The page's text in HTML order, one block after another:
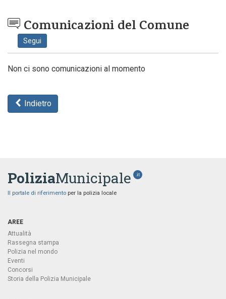
Comunicazioni del Comune
Segui
Non ci sono comunicazioni al momento
Indietro
PoliziaMunicipale .it
Il portale di riferimento per la polizia locale
AREE
Attualità
Rassegna stampa
Polizia nel mondo
Eventi
Concorsi
Storia della Polizia Municipale